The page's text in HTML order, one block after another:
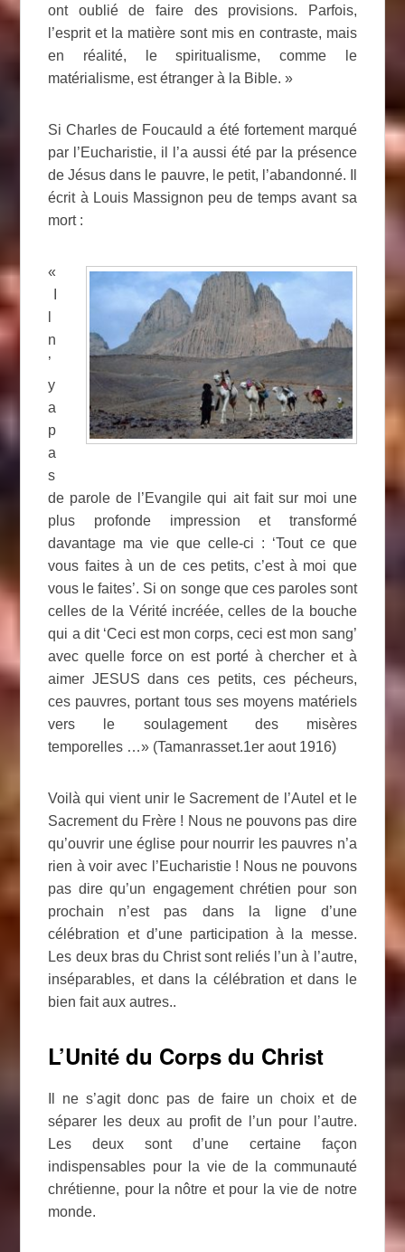
ont oublié de faire des provisions. Parfois,
l’esprit et la matière sont mis en contraste, mais
en réalité, le spiritualisme, comme le
matérialisme, est étranger à la Bible. »
Si Charles de Foucauld a été fortement marqué
par l’Eucharistie, il l’a aussi été par la présence
de Jésus dans le pauvre, le petit, l’abandonné. Il
écrit à Louis Massignon peu de temps avant sa
mort :
«
n
’
y
a
p
a
s
de parole de l’Evangile qui ait fait sur moi une
plus profonde impression et transformé
davantage ma vie que celle-ci : ‘Tout ce que
vous faites à un de ces petits, c’est à moi que
vous le faites’. Si on songe que ces paroles sont
celles de la Vérité incréée, celles de la bouche
qui a dit ‘Ceci est mon corps, ceci est mon sang’
avec quelle force on est porté à chercher et à
aimer JESUS dans ces petits, ces pécheurs,
ces pauvres, portant tous ses moyens matériels
vers le soulagement des misères
temporelles …» (Tamanrasset.1er aout 1916)
Voilà qui vient unir le Sacrement de l’Autel et le
Sacrement du Frère ! Nous ne pouvons pas dire
qu’ouvrir une église pour nourrir les pauvres n’a
rien à voir avec l’Eucharistie ! Nous ne pouvons
pas dire qu’un engagement chrétien pour son
prochain n’est pas dans la ligne d’une
célébration et d’une participation à la messe.
Les deux bras du Christ sont reliés l’un à l’autre,
inséparables, et dans la célébration et dans le
bien fait aux autres..
L’Unité du Corps du Christ
Il ne s’agit donc pas de faire un choix et de
séparer les deux au profit de l’un pour l’autre.
Les deux sont d’une certaine façon
indispensables pour la vie de la communauté
chrétienne, pour la nôtre et pour la vie de notre
monde.